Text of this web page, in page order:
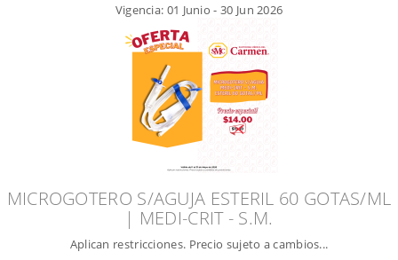
Vigencia: 01 Junio - 30 Jun 2026
MICROGOTERO S/AGUJA ESTERIL 60 GOTAS/ML
| MEDI-CRIT - S.M.
Aplican restricciones. Precio sujeto a cambios...